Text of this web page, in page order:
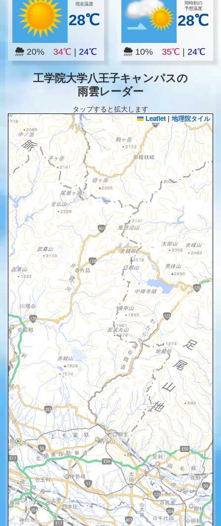
現在温度
28℃
20% 34℃ 24℃
同時刻の
予想温度
28℃
10%35℃ |24℃
工学院大学八王子キャンパスの
雨雲レーダー
タップすると拡大します
Leaflet | 地理院タイル